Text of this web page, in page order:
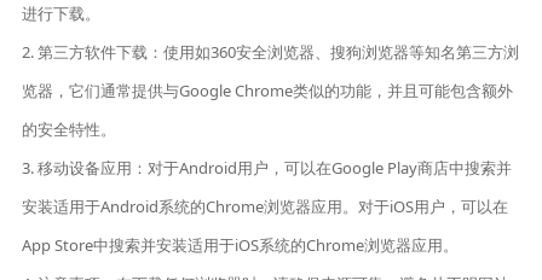
进行下载。
2. 第三方软件下载：使用如360安全浏览器、搜狗浏览器等知名第三方浏
览器，它们通常提供与Google Chrome类似的功能，并且可能包含额外
的安全特性。
3. 移动设备应用：对于Android用户，可以在Google Play商店中搜索并
安装适用于Android系统的Chrome浏览器应用。对于iOS用户，可以在
App Store中搜索并安装适用于iOS系统的Chrome浏览器应用。